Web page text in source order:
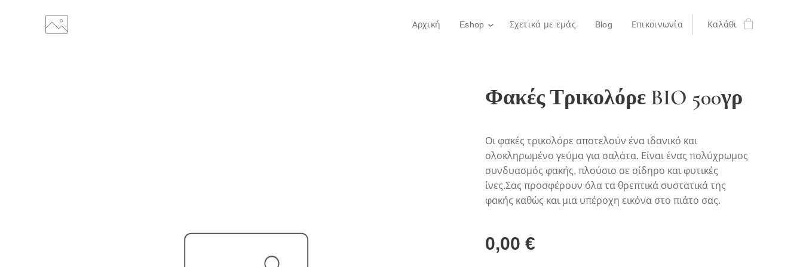
Αρχική Eshop Σχετικά με εμάς Blog Επικοινωνία Καλάθι
Φακές Τρικολόρε BIO 500γρ
Οι φακές τρικολόρε αποτελούν ένα ιδανικό και
ολοκληρωμένο γεύμα για σαλάτα. Είναι ένας πολύχρωμος
συνδυασμός φακής, πλούσιο σε σίδηρο και φυτικές
ίνες.Σας προσφέρουν όλα τα θρεπτικά συστατικά της
φακής καθώς και μια υπέροχη εικόνα στο πιάτο σας.
0,00 €